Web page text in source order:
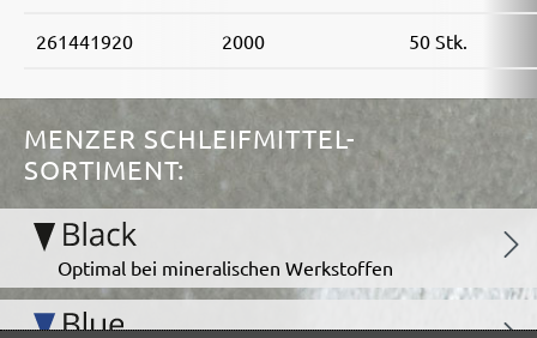
261441920 2000 50 Stk.
MENZER SCHLEIFMITTEL-
SORTIMENT:
Optimal bei mineralischen Werkstoffen